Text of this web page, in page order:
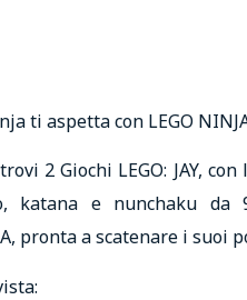
ti aspetta con LEGO
2 Giochi LEGO: JAY,
katana e nunchaku
pronta a scatenare i suoi